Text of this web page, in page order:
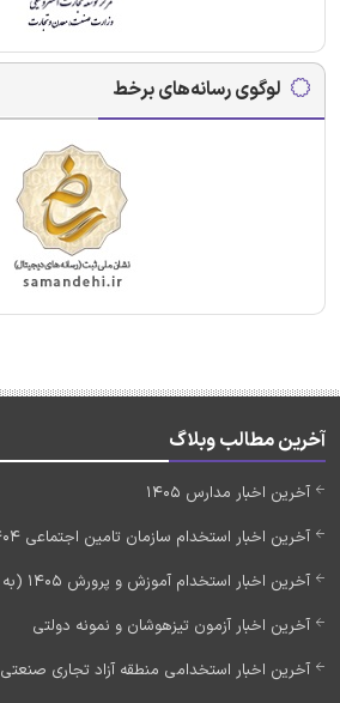
لوگوی رسانه‌های برخط
آخرین مطالب وبلاگ
آخرین اخبار مدارس 1405
آخرین اخبار استخدام سازمان تامین اجتماعی 1404 (به زودی)
آخرین اخبار استخدام آموزش و پرورش 1405 (به زودی)
آخرین اخبار آزمون تیزهوشان و نمونه دولتی
آخرین اخبار استخدامی منطقه آزاد تجاری صنعتی 1405